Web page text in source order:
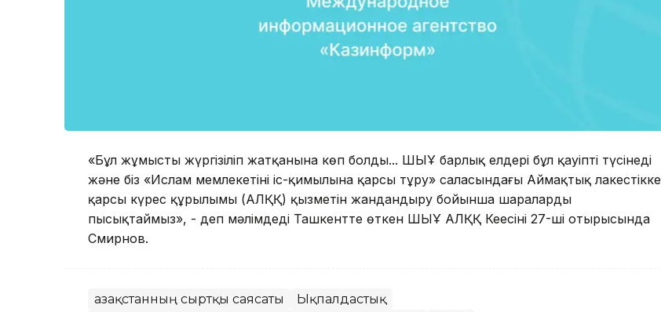
«Бұл жұмыстың жүргізіліп жатқанына көп болды... ШЫҰ барлық елдері бұл қауіпті түсінеді
және біз «Ислам мемлекетінің іс-қимылына қарсы тұру» саласындағы Аймақтық лаңкестікке
қарсы күрес құрылымы (АЛҚҚ) қызметін жандандыру бойынша шараларды
пысықтаймыз», - деп мәлімдеді Ташкентте өткен ШЫҰ АЛҚҚ Кеңесінің 27-ші отырысында
Смирнов.
Қазақстанның сыртқы саясаты
Ықпалдастық